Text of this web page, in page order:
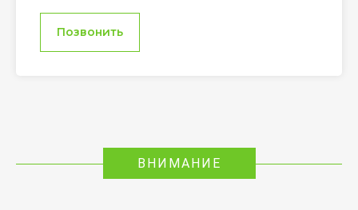
Позвонить
ВНИМАНИЕ